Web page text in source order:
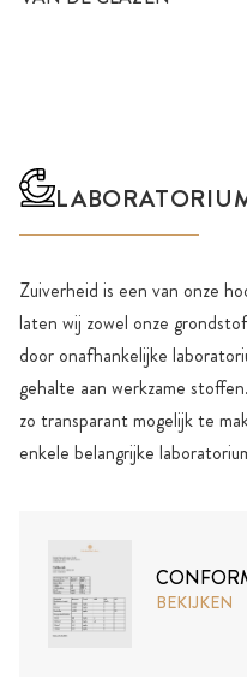
Zuiverheid is een van onze
laten wij zowel onze
door onafhankelijke
gehalte aan werkzame
zo transparant mogelijk te
enkele belangrijke
BEKIJKEN